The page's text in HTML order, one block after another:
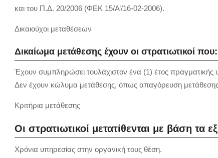
και του Π.Δ. 20/2006 (ΦΕΚ 15/Α’/16-02-2006).
Δικαιούχοι μεταθέσεων
Δικαίωμα μετάθεσης έχουν οι στρατιωτικοί που:
Έχουν συμπληρώσει τουλάχιστον ένα (1) έτος πραγματικής
Δεν έχουν κώλυμα μετάθεσης, όπως απαγόρευση μετάθεσης
Κριτήρια μετάθεσης
Οι στρατιωτικοί μετατίθενται με βάση τα
Χρόνια υπηρεσίας στην οργανική τους θέση.